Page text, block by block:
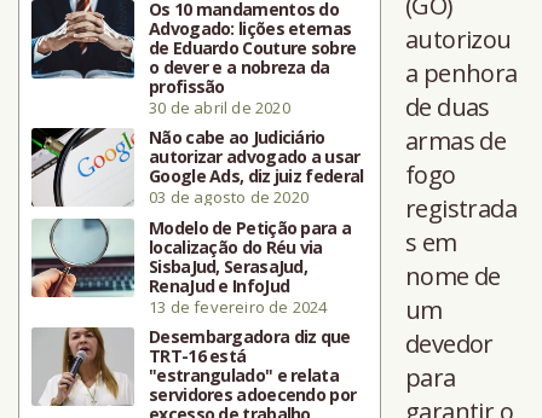
Os 10 mandamentos do
Advogado: lições eternas
de Eduardo Couture sobre
o dever e a nobreza da
profissão
30 de abril de 2020
Não cabe ao Judiciário
autorizar advogado a usar
Google Ads, diz juiz federal
03 de agosto de 2020
Modelo de Petição para a
localização do Réu via
SisbaJud, SerasaJud,
RenaJud e InfoJud
13 de fevereiro de 2024
Desembargadora diz que
TRT-16 está
"estrangulado" e relata
servidores adoecendo por
autorizou
a penhora
de duas
armas de
fogo
registrada
s em
nome de
um
devedor
para